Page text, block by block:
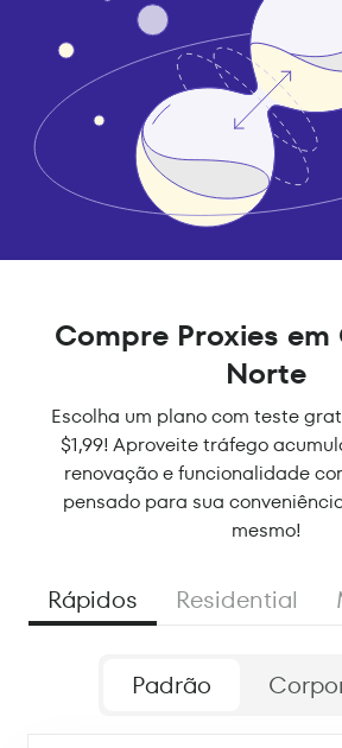
Compre Proxies
Norte
Escolha um plano com teste
$1,99! Aproveite tráfego
renovação e funcionalidade
pensado para sua
mesmo!
Rápidos Residential
Padrão